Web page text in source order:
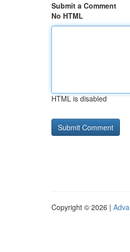
Submit a Comment
No HTML
HTML is disabled
Copyright © 2026 |